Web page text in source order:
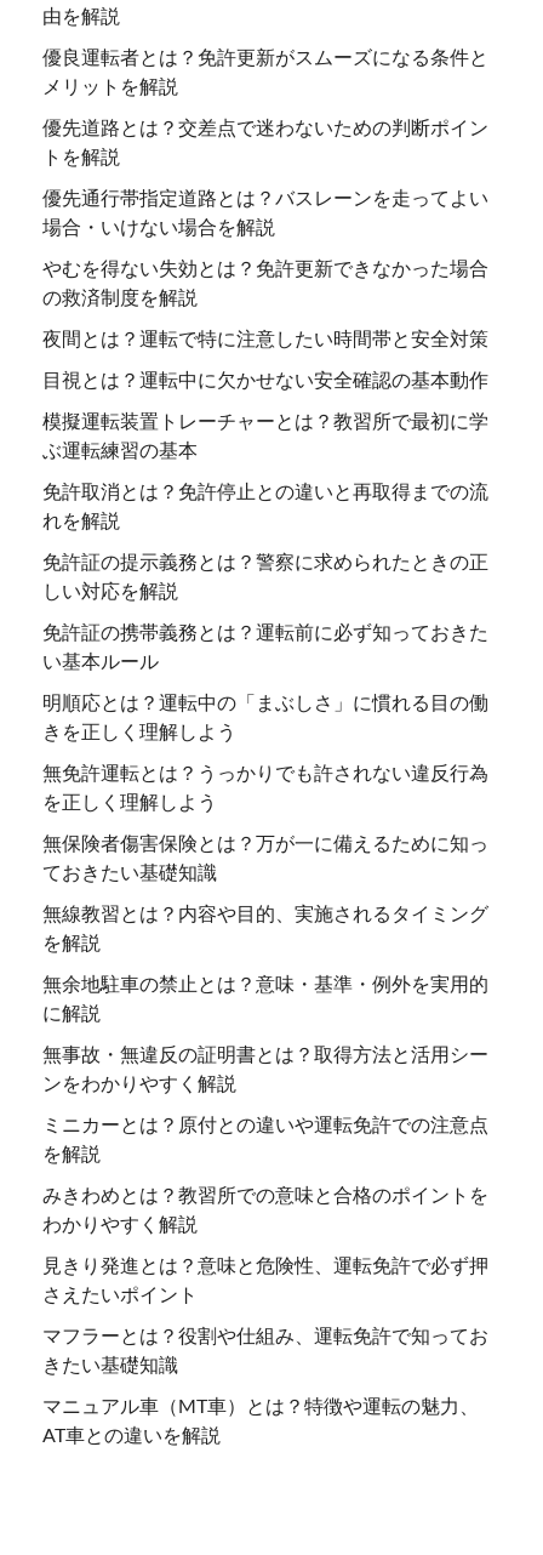
由を解説
優良運転者とは？免許更新がスムーズになる条件と
メリットを解説
優先道路とは？交差点で迷わないための判断ポイン
トを解説
優先通行帯指定道路とは？バスレーンを走ってよい
場合・いけない場合を解説
やむを得ない失効とは？免許更新できなかった場合
の救済制度を解説
夜間とは？運転で特に注意したい時間帯と安全対策
目視とは？運転中に欠かせない安全確認の基本動作
模擬運転装置トレーチャーとは？教習所で最初に学
ぶ運転練習の基本
免許取消とは？免許停止との違いと再取得までの流
れを解説
免許証の提示義務とは？警察に求められたときの正
しい対応を解説
免許証の携帯義務とは？運転前に必ず知っておきた
い基本ルール
明順応とは？運転中の「まぶしさ」に慣れる目の働
きを正しく理解しよう
無免許運転とは？うっかりでも許されない違反行為
を正しく理解しよう
無保険者傷害保険とは？万が一に備えるために知っ
ておきたい基礎知識
無線教習とは？内容や目的、実施されるタイミング
を解説
無余地駐車の禁止とは？意味・基準・例外を実用的
に解説
無事故・無違反の証明書とは？取得方法と活用シー
ンをわかりやすく解説
ミニカーとは？原付との違いや運転免許での注意点
を解説
みきわめとは？教習所での意味と合格のポイントを
わかりやすく解説
見きり発進とは？意味と危険性、運転免許で必ず押
さえたいポイント
マフラーとは？役割や仕組み、運転免許で知ってお
きたい基礎知識
マニュアル車（MT車）とは？特徴や運転の魅力、
AT車との違いを解説